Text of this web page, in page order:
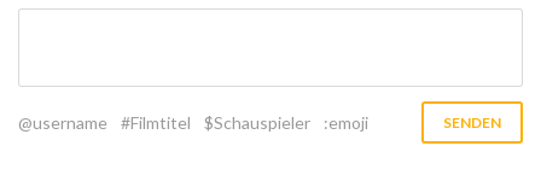
@username #Filmtitel $Schauspieler :emoji